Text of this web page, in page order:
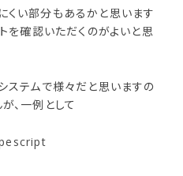
くい部分もあるかと思います
を確認いただくのがよいと思
ステムで様々だと思いますの
、一例として